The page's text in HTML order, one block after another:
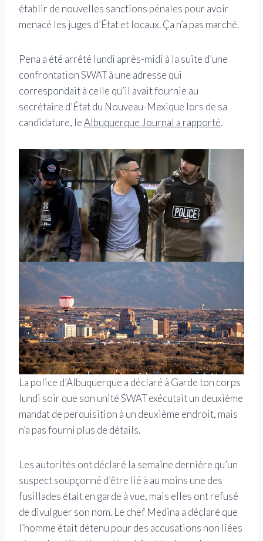
établir de nouvelles sanctions pénales pour avoir
menacé les juges d’État et locaux. Ça n’a pas marché.
Pena a été arrêté lundi après-midi à la suite d’une
confrontation SWAT à une adresse qui
correspondait à celle qu’il avait fournie au
secrétaire d’État du Nouveau-Mexique lors de sa
candidature, leAlbuquerque Journal a rapporté.
La police d’Albuquerque a déclaré à Garde ton corps
lundi soir que son unité SWAT exécutait un deuxième
mandat de perquisition à un deuxième endroit, mais
n’a pas fourni plus de détails.
Les autorités ont déclaré la semaine dernière qu’un
suspect soupçonné d’être lié à au moins une des
fusillades était en garde à vue, mais elles ont refusé
de divulguer son nom. Le chef Medina a déclaré que
l’homme était détenu pour des accusations non liées